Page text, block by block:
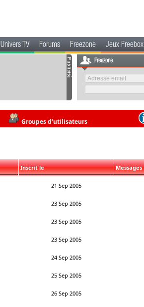
Univers TV Forums Freezone Jeux Freebox
Freezone
Groupes d'utilisateurs
Inscrit le Messages
21 Sep 2005
23 Sep 2005
23 Sep 2005
23 Sep 2005
24 Sep 2005
25 Sep 2005
26 Sep 2005